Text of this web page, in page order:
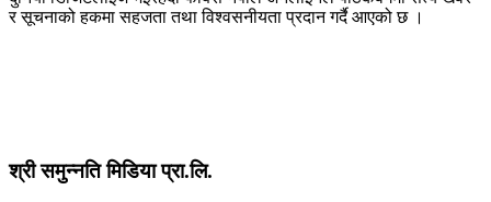
र सूचनाको हकमा सहजता तथा विश्वसनीयता प्रदान गर्दै आएको छ ।
श्री समुन्नति मिडिया प्रा.लि.